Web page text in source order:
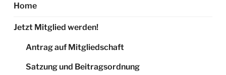
Home
Jetzt Mitglied werden!
Antrag auf Mitgliedschaft
Satzung und Beitragsordnung